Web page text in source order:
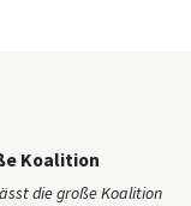
Koalition
die große Koalition